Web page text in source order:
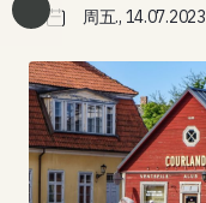
周五., 14.07.2023